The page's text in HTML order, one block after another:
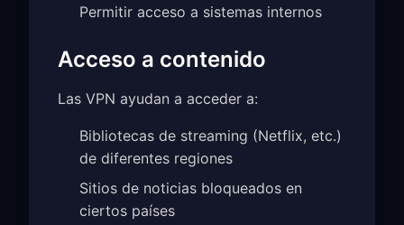
Permitir acceso a sistemas internos
Acceso a contenido
Las VPN ayudan a acceder a:
Bibliotecas de streaming (Netflix, etc.)
de diferentes regiones
Sitios de noticias bloqueados en
ciertos países